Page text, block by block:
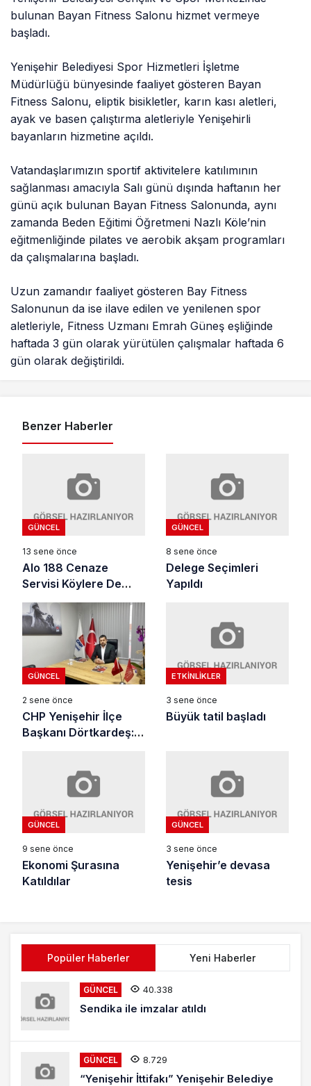
bulunan Bayan Fitness Salonu hizmet vermeye
başladı.
Yenişehir Belediyesi Spor Hizmetleri İşletme
Müdürlüğü bünyesinde faaliyet gösteren Bayan
Fitness Salonu, eliptik bisikletler, karın kası aletleri,
ayak ve basen çalıştırma aletleriyle Yenişehirli
bayanların hizmetine açıldı.
Vatandaşlarımızın sportif aktivitelere katılımının
sağlanması amacıyla Salı günü dışında haftanın her
günü açık bulunan Bayan Fitness Salonunda, aynı
zamanda Beden Eğitimi Öğretmeni Nazlı Köle’nin
eğitmenliğinde pilates ve aerobik akşam programları
da çalışmalarına başladı.
Uzun zamandır faaliyet gösteren Bay Fitness
Salonunun da ise ilave edilen ve yenilenen spor
aletleriyle, Fitness Uzmanı Emrah Güneş eşliğinde
haftada 3 gün olarak yürütülen çalışmalar haftada 6
gün olarak değiştirildi.
Benzer Haberler
GÜNCEL
13 sene önce
Alo 188 Cenaze
Servisi Köylere De
Hizmet Verecek
GÜNCEL
8 sene önce
Delege Seçimleri
Yapıldı
GÜNCEL
2 sene önce
CHP Yenişehir İlçe
Başkanı Dörtkardeş:
ETKINLIKLER
3 sene önce
Büyük tatil başladı
GÜNCEL
9 sene önce
Ekonomi Şurasına
Katıldılar
GÜNCEL
3 sene önce
Yenişehir’e devasa
tesis
Popüler Haberler Yeni Haberler
GÜNCEL 40.338
Sendika ile imzalar atıldı
GÜNCEL 8.729
“Yenişehir İttifakı” Yenişehir Belediye